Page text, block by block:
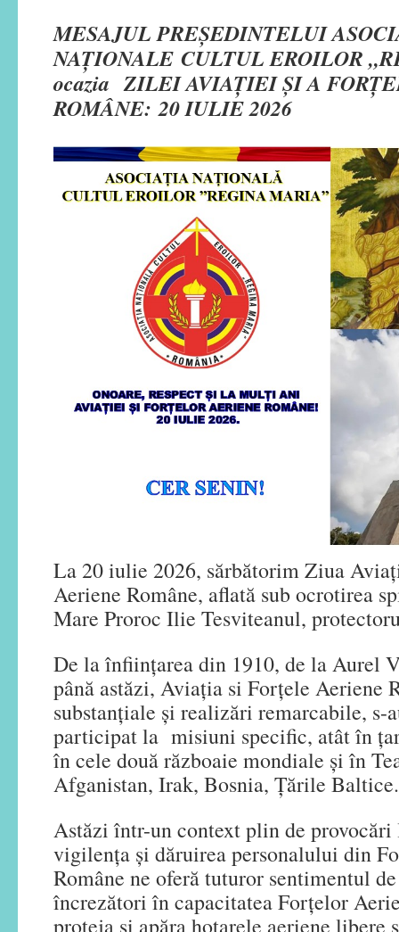
MESAJUL PREȘEDINTELUI
NAȚIONALE CULTUL EROILOR
ocazia ZILEI AVIAŢIEI ŞI A
ROMÂNE: 20 IULIE 2026
La 20 iulie 2026, sărbătorim Ziua
Aeriene Române, aflată sub ocrotirea
Mare Proroc Ilie Tesviteanul,
De la înființarea din 1910, de la Aurel
până astăzi, Aviația si Forțele Aeriene
substanțiale și realizări remarcabile, s-
participat la misiuni specific, atât în
în cele două războaie mondiale și în
Afganistan, Irak, Bosnia, Țările Baltice.
Astăzi într-un context plin de
vigilența și dăruirea personalului din
Române ne oferă tuturor sentimentul
încrezători în capacitatea Forțelor
proteja și apăra hotarele aeriene libere